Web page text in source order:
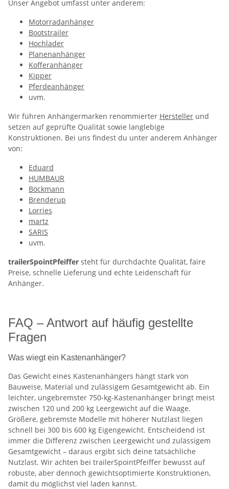
Unser Angebot umfasst unter anderem:
Motorradanhänger
Bootstrailer
Hochlader
Planenanhänger
Kofferanhänger
Kipper
Pferdeanhänger
uvm.
Wir führen Anhängermarken renommierter Hersteller und
setzen auf geprüfte Qualität sowie langlebige
Konstruktionen. Bei uns findest du unter anderem Anhänger
von:
Eduard
HUMBAUR
Böckmann
Brenderup
Lorries
martz
SARIS
uvm.
trailerSpointPfeiffer steht für durchdachte Qualität, faire
Preise, schnelle Lieferung und echte Leidenschaft für
Anhänger.
FAQ – Antwort auf häufig gestellte
Fragen
Was wiegt ein Kastenanhänger?
Das Gewicht eines Kastenanhängers hängt stark von
Bauweise, Material und zulässigem Gesamtgewicht ab. Ein
leichter, ungebremster 750-kg-Kastenanhänger bringt meist
zwischen 120 und 200 kg Leergewicht auf die Waage.
Größere, gebremste Modelle mit höherer Nutzlast liegen
schnell bei 300 bis 600 kg Eigengewicht. Entscheidend ist
immer die Differenz zwischen Leergewicht und zulässigem
Gesamtgewicht – daraus ergibt sich deine tatsächliche
Nutzlast. Wir achten bei trailerSpointPfeiffer bewusst auf
robuste, aber dennoch gewichtsoptimierte Konstruktionen,
damit du möglichst viel laden kannst.